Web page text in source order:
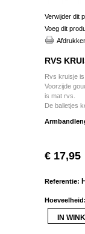
Verwijder dit
Voeg dit
RVS
Rvs kruisje
Voorzijde
is mat rvs.
De balletjes
€ 17,95
Referentie:
Hoeveelheid: